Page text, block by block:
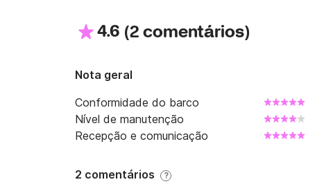
4.6 (2 comentários)
Nota geral
Conformidade do barco
Nível de manutenção
Recepção e comunicação
2 comentários ?